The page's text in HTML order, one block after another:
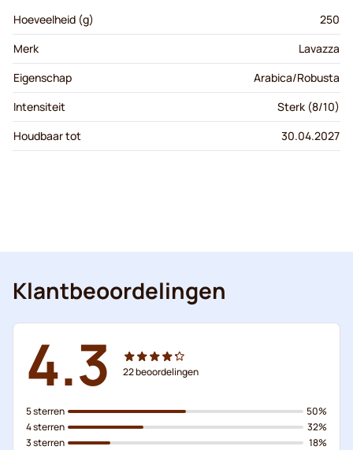
Hoeveelheid (g)
250
Merk
Lavazza
Eigenschap
Arabica/Robusta
Intensiteit
Sterk (8/10)
Houdbaar tot
30.04.2027
Klantbeoordelingen
4.3 22beoordelingen
5 sterren
4 sterren
3 sterren
50%
32%
18%